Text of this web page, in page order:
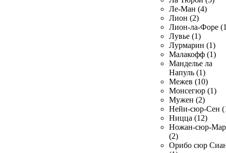
Ле-Ман (4)
Лион (2)
Лион-ла-Форе
Лувье (1)
Лурмарин (1)
Малакофф (1)
Манделье ла
Напуль (1)
Межев (10)
Монсегюр (1)
Мужен (2)
Нейи-сюр-Сен
Ницца (12)
Ножан-сюр-
(2)
Орибо сюр